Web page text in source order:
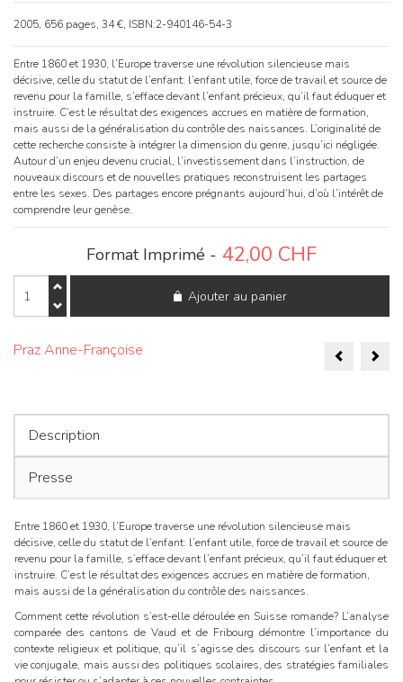
2005, 656 pages, 34 €, ISBN:2-940146-54-3
Entre 1860 et 1930, l’Europe traverse une révolution silencieuse mais
décisive, celle du statut de l’enfant: l’enfant utile, force de travail et source de
revenu pour la famille, s’efface devant l’enfant précieux, qu’il faut éduquer et
instruire. C’est le résultat des exigences accrues en matière de formation,
mais aussi de la généralisation du contrôle des naissances. L’originalité de
cette recherche consiste à intégrer la dimension du genre, jusqu’ici négligée.
Autour d’un enjeu devenu crucial, l’investissement dans l’instruction, de
nouveaux discours et de nouvelles pratiques reconstruisent les partages
entre les sexes. Des partages encore prégnants aujourd’hui, d’où l’intérêt de
comprendre leur genèse.
Format Imprimé - 42,00 CHF
De
utile
Filles
garçons
dans
Vaud
et
Fribourg
(1860-
1930)
Ajouter au panier
Praz Anne-Françoise
Description
Presse
Entre 1860 et 1930, l’Europe traverse une révolution silencieuse mais
décisive, celle du statut de l’enfant: l’enfant utile, force de travail et source de
revenu pour la famille, s’efface devant l’enfant précieux, qu’il faut éduquer et
instruire. C’est le résultat des exigences accrues en matière de formation,
mais aussi de la généralisation du contrôle des naissances.
Comment cette révolution s’est-elle déroulée en Suisse romande? L’analyse
comparée des cantons de Vaud et de Fribourg démontre l’importance du
contexte religieux et politique, qu’il s’agisse des discours sur l’enfant et la
vie conjugale, mais aussi des politiques scolaires, des stratégies familiales